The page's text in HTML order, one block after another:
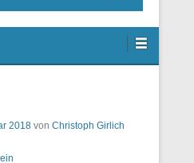
2018 von Christoph Girlich